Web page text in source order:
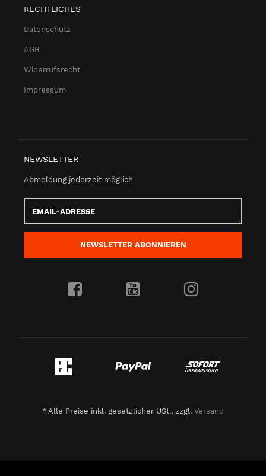
RECHTLICHES
Datenschutz
AGB
Widerrufsrecht
Impressum
NEWSLETTER
Abmeldung jederzeit möglich
Adresse
NEWSLETTER ABONNIEREN
* Alle Preise inkl. gesetzlicher USt., zzgl. Versand